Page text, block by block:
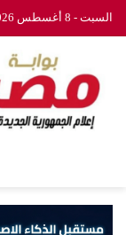
السبت - 8 أغسطس 2026